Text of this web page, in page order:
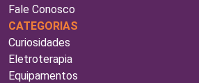
Fale Conosco
CATEGORIAS
Curiosidades
Eletroterapia
Equipamentos